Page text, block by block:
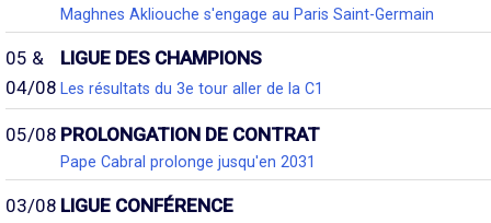
Maghnes Akliouche s'engage au Paris Saint-Germain
05 &
04/08
LIGUE DES CHAMPIONS
Les résultats du 3e tour aller de la C1
05/08 PROLONGATION DE CONTRAT
Pape Cabral prolonge jusqu'en 2031
03/08 LIGUE CONFÉRENCE